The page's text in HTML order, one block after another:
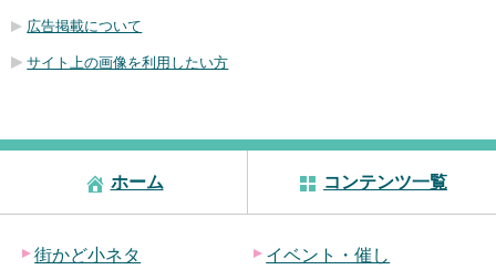
広告掲載について
サイト上の画像を利用したい方
ホーム コンテンツ一覧
街かど小ネタ イベント・催し